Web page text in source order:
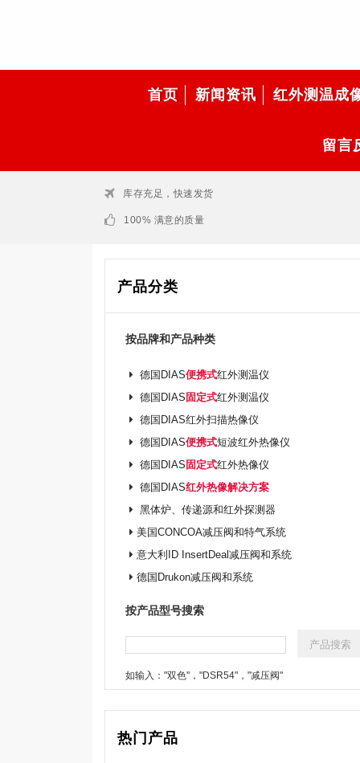
首页 新闻资讯 红外测温成
留言
库存充足，快速发货
100% 满意的质量
产品分类
按品牌和产品种类
德国DIAS便携式红外测温仪
德国DIAS 固定式红外测温仪
德国DIAS红外扫描热像仪
德国DIAS便携式短波红外热像仪
德国DIAS 固定式红外热像仪
德国DIAS红外热像解决方案
黑体炉、传递源和红外探测器
美国CONCOA减压阀和特气系统
意大利ID InsertDeal减压阀和系统
德国Drukon减压阀和系统
按产品型号搜索
如输入："双色"，"DSR54"，"减压阀"
热门产品